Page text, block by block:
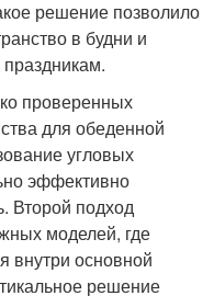
решение позволило
в будни и
проверенных
для обеденной
угловых
эффективно
Второй подход
моделей, где
внутри основной
решение